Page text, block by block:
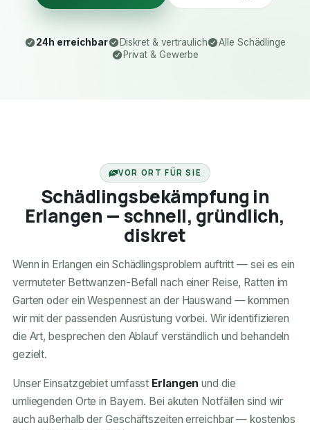
24h erreichbar Diskret & vertraulich
Alle Schädlinge
Privat & Gewerbe
VOR ORT FÜR SIE
Schädlingsbekämpfung in
Erlangen — schnell, gründlich,
diskret
Wenn in Erlangen ein Schädlingsproblem auftritt — sei es ein
vermuteter Bettwanzen-Befall nach einer Reise, Ratten im
Garten oder ein Wespennest an der Hauswand — kommen
wir mit der passenden Ausrüstung vorbei. Wir identifizieren
die Art, besprechen den Ablauf verständlich und behandeln
gezielt.
Unser Einsatzgebiet umfasst Erlangen und die
umliegenden Orte in Bayern. Bei akuten Notfällen sind wir
auch außerhalb der Geschäftszeiten erreichbar — kostenlos